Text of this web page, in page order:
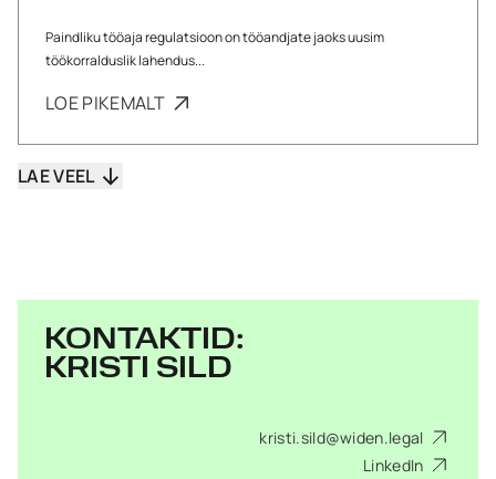
Paindliku tööaja regulatsioon on tööandjate jaoks uusim
töökorralduslik lahendus...
LOE PIKEMALT
LAE VEEL
KONTAKTID:
KRISTI SILD
kristi.sild@widen.legal
LinkedIn